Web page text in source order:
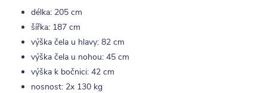
délka: 205 cm
šířka: 187 cm
výška čela u hlavy: 82 cm
výška čela u nohou: 45 cm
výška k bočnici: 42 cm
nosnost: 2x 130 kg